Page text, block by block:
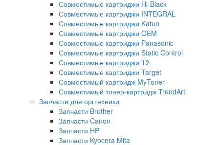
Совместимые картриджи Hi-Black
Совместимые картриджи INTEGRAL
Совместимые картриджи Katun
Совместимые картриджи OEM
Совместимые картриджи Panasonic
Совместимые картриджи Static Control
Совместимые картриджи T2
Совместимые картриджи Target
Совместимый картридж MyToner
Совместимый тонер-картридж TrendArt
Запчасти для оргтехники
Запчасти Brother
Запчасти Canon
Запчасти HP
Запчасти Kyocera Mita